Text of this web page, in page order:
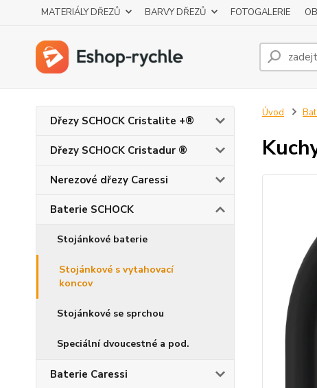
MATERIÁLY DŘEZŮ BARVY DŘEZŮ FOTOGALERIE
Dřezy SCHOCK Cristalite +®
Dřezy SCHOCK Cristadur ®
Nerezové dřezy Caressi
Baterie SCHOCK
Stojánkové baterie
Stojánkové s vytahovací
koncov
Stojánkové se sprchou
Speciální dvoucestné a pod.
Baterie Caressi
Úvod